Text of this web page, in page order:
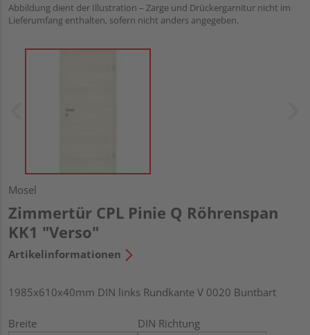
Abbildung dient der Illustration – Zarge und Drückergarnitur nicht im
Lieferumfang enthalten, sofern nicht anders angegeben.
Mosel
Zimmertür CPL Pinie Q Röhrenspan
KK1 "Verso"
Artikelinformationen
1985x610x40mm DIN links Rundkante V 0020 Buntbart
Breite DIN Richtung